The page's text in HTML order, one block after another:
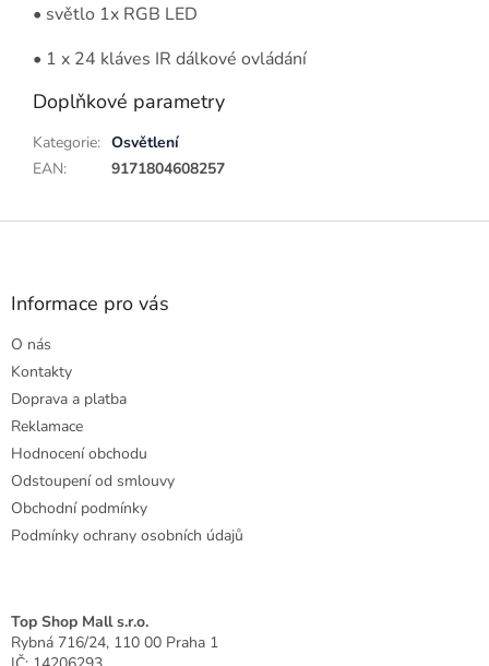
• světlo 1x RGB LED
• 1 x 24 kláves IR dálkové ovládání
Doplňkové parametry
Kategorie: Osvětlení
EAN: 9171804608257
Z
Informace pro vás
O nás
Kontakty
Doprava a platba
Reklamace
Hodnocení obchodu
Odstoupení od smlouvy
Obchodní podmínky
Podmínky ochrany osobních údajů
Top Shop Mall s.r.o.
Rybná 716/24, 110 00 Praha 1